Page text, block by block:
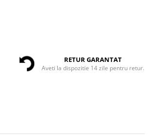
RETUR GARANTAT
Aveti la dispozitie 14 zile pentru retur.